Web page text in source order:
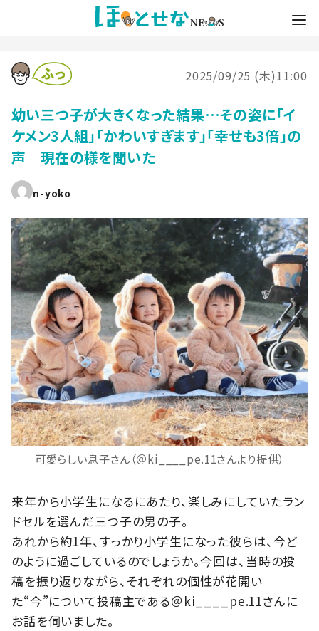
2025/09/25 (木)11:00
幼い三つ子が大きくなった結果…その姿に「イ
ケメン3人組」「かわいすぎます」「幸せも3倍」の
声 現在の様を聞いた
n-yoko
可愛らしい息子さん（＠ki____pe.11さんより提供）
来年から小学生になるにあたり、楽しみにしていたラン
ドセルを選んだ三つ子の男の子。
あれから約1年、すっかり小学生になった彼らは、今ど
のように過ごしているのでしょうか。今回は、当時の投
稿を振り返りながら、それぞれの個性が花開い
た“今”について投稿主である＠ki____pe.11さんに
お話を伺いました。